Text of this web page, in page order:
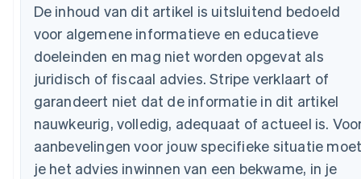
De inhoud van dit artikel is uitsluitend bedoeld
voor algemene informatieve en educatieve
doeleinden en mag niet worden opgevat als
juridisch of fiscaal advies. Stripe verklaart of
garandeert niet dat de informatie in dit artikel
nauwkeurig, volledig, adequaat of actueel is.
aanbevelingen voor jouw specifieke situatie
je het advies inwinnen van een bekwame, in je
NederlandsFrançais DeutschEnglish
Brazilië
Português English
Bulgarije
English
EnglishFrançais
Cyprus
English
Denemarken
English